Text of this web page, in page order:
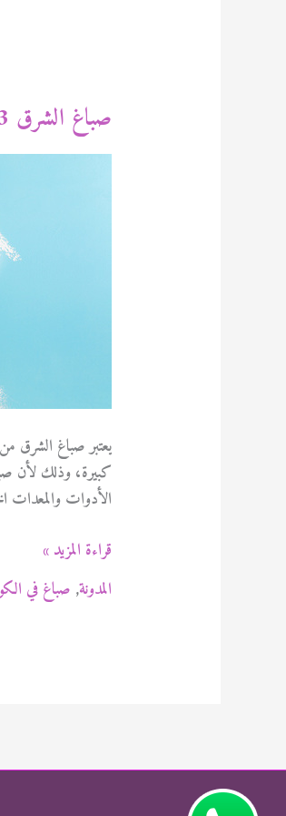
صباغ الشرق 94471713
يعتبر صباغ الشرق
كبيرة، وذلك لأن
الأدوات والمعدات
صباغ
الشرق
94471713
قراءة المزيد »
المدونة, صباغ في